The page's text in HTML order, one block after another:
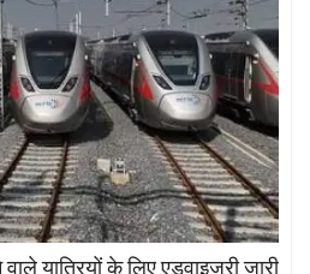
यात्रियों के लिए एडवाइजरी जारी